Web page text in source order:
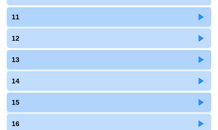
11
12
13
14
15
16